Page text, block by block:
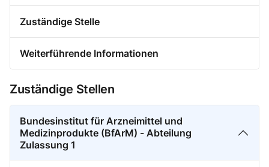
Zuständige Stelle
Weiterführende Informationen
Zuständige Stellen
Bundesinstitut für Arzneimittel und
Medizinprodukte (BfArM) - Abteilung
Zulassung 1